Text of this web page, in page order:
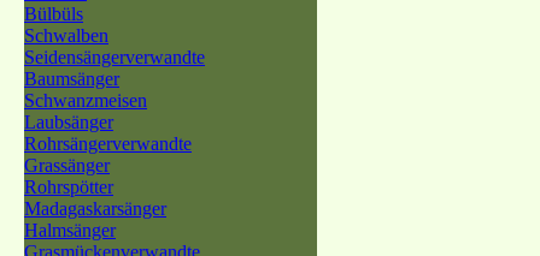
Bülbüls
Schwalben
Seidensängerverwandte
Baumsänger
Schwanzmeisen
Laubsänger
Rohrsängerverwandte
Grassänger
Rohrspötter
Madagaskarsänger
Halmsänger
Grasmückenverwandte